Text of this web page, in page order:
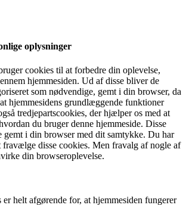
oplysninger
cookies til at forbedre din oplevelse,
hjemmesiden. Ud af disse bliver de
som nødvendige, gemt i din browser, da
hjemmesidens grundlæggende funktioner
tredjepartscookies, der hjælper os med at
du bruger denne hjemmeside. Disse
i din browser med dit samtykke. Du har
fravælge disse cookies. Men fravalg af nogle af
din browseroplevelse.
helt afgørende for, at hjemmesiden fungerer